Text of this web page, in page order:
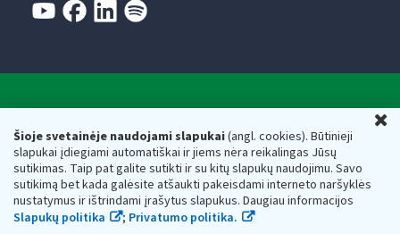
Šioje svetainėje naudojami slapukai(angl. cookies). Būtinieji
slapukai įdiegiami automatiškai ir jiems nėra reikalingas Jūsų
sutikimas. Taip pat galite sutikti ir su kitų slapukų naudojimu. Savo
sutikimą bet kada galėsite atšaukti pakeisdami interneto naršyklės
nustatymus ir ištrindami įrašytus slapukus. Daugiau informacijos
Slapukų politika
; Privatumo politika.
Respublikos finansų ministerijos
Biudžetinė įstaiga. Juridinio asmens kodas — 188659752,
adresas: Vasario 16-osios g. 14, 01107 Vilnius, Lietuva, el.paštas:
vmi@vmi.lt, E. pristatymo dėžutės adresas 188659752
Duomenys apie Valstybinę mokesčių inspekciją prie Lietuvos
Respublikos finansų ministerijos kaupiami ir saugomi Juridinių